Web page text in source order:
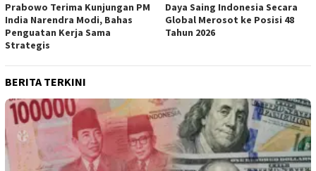
Prabowo Terima Kunjungan PM
India Narendra Modi, Bahas
Penguatan Kerja Sama
Strategis
Daya Saing Indonesia Secara
Global Merosot ke Posisi 48
Tahun 2026
BERITA TERKINI